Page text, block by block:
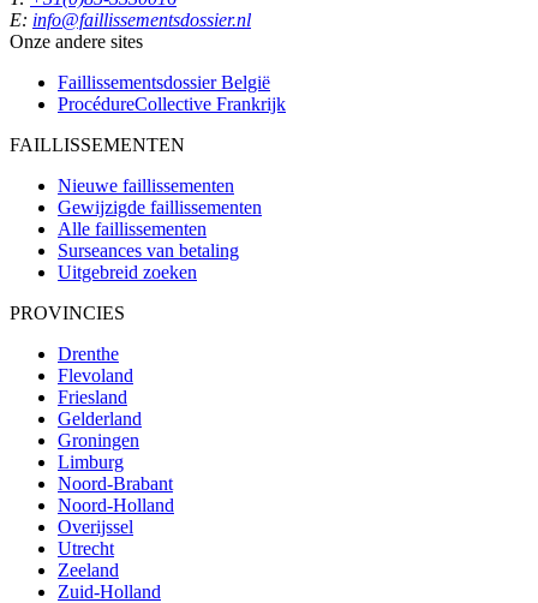
E: info@faillissementsdossier.nl
Onze andere sites
Faillissementsdossier België
ProcédureCollective Frankrijk
FAILLISSEMENTEN
Nieuwe faillissementen
Gewijzigde faillissementen
Alle faillissementen
Surseances van betaling
Uitgebreid zoeken
PROVINCIES
Drenthe
Flevoland
Friesland
Gelderland
Groningen
Limburg
Noord-Brabant
Noord-Holland
Overijssel
Utrecht
Zeeland
Zuid-Holland